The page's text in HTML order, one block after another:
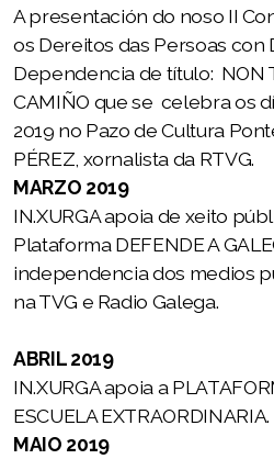
A presentación do noso II
os Dereitos das Persoas con
Dependencia de título: NON
CAMIÑO que se celebra os
2019 no Pazo de Cultura
PÉREZ, xornalista da RTVG.
MARZO 2019
IN.XURGA apoia de xeito
Plataforma DEFENDE A
independencia dos medios
na TVG e Radio Galega.
ABRIL 2019
IN.XURGA apoia a
ESCUELA EXTRAORDINARIA.
MAIO 2019
Nº 3 HARMONÍAS
Nº 5 HARMONÍAS
Nº 6 HARMONÍAS
Nº 7 HARMONÍAS
II Congreso IN.XURGA 2019
III Congreso IN.XURGA 2020